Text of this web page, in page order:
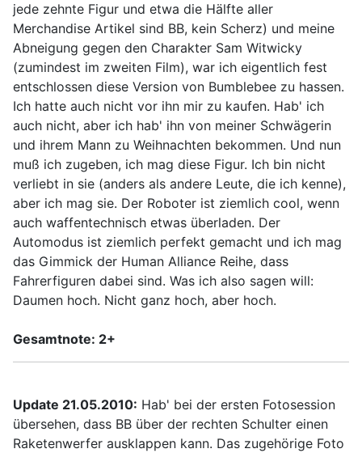
jede zehnte Figur und etwa die Hälfte aller
Merchandise Artikel sind BB, kein Scherz) und meine
Abneigung gegen den Charakter Sam Witwicky
(zumindest im zweiten Film), war ich eigentlich fest
entschlossen diese Version von Bumblebee zu hassen.
Ich hatte auch nicht vor ihn mir zu kaufen. Hab' ich
auch nicht, aber ich hab' ihn von meiner Schwägerin
und ihrem Mann zu Weihnachten bekommen. Und nun
muß ich zugeben, ich mag diese Figur. Ich bin nicht
verliebt in sie (anders als andere Leute, die ich kenne),
aber ich mag sie. Der Roboter ist ziemlich cool, wenn
auch waffentechnisch etwas überladen. Der
Automodus ist ziemlich perfekt gemacht und ich mag
das Gimmick der Human Alliance Reihe, dass
Fahrerfiguren dabei sind. Was ich also sagen will:
Daumen hoch. Nicht ganz hoch, aber hoch.
Gesamtnote: 2+
Update 21.05.2010: Hab' bei der ersten Fotosession
übersehen, dass BB über der rechten Schulter einen
Raketenwerfer ausklappen kann. Das zugehörige Foto